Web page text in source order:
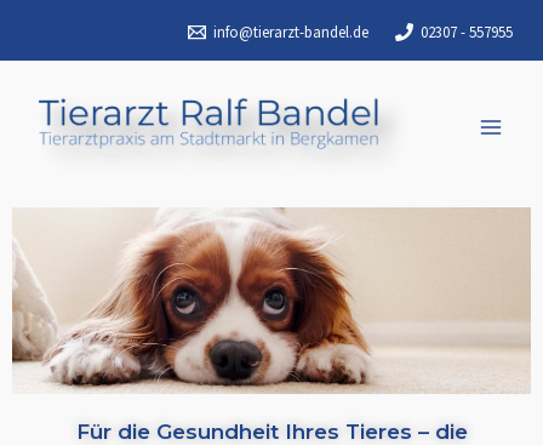
info@tierarzt-bandel.de 02307 - 557955
Für die Gesundheit Ihres Tieres – die